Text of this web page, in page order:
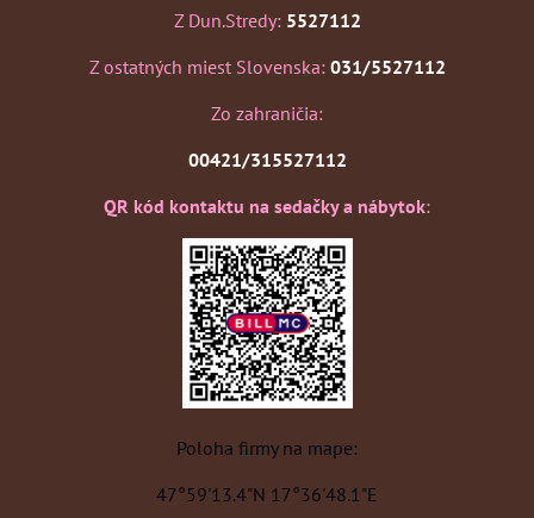
Z Dun.Stredy: 5527112
Z ostatných miest Slovenska: 031/5527112
Zo zahraničia:
00421/315527112
QR kód kontaktu na sedačky a nábytok:
Poloha firmy na mape:
47°59'13.4"N 17°36'48.1"E